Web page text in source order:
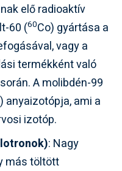
elő radioaktív
60 (60Co) gyártása a
vagy a
termékként való
A molibdén-99
anyaizotópja, ami a
izotóp.
: Nagy
más töltött